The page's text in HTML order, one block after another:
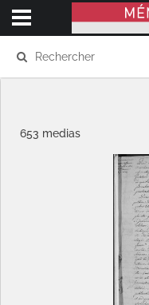
Mémoire Vive
Ouvrir le menu déroulant
653 medias